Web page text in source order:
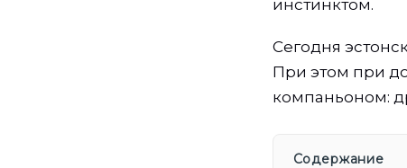
инстинктом.
Сегодня
При этом при
компаньоном:
Содержание